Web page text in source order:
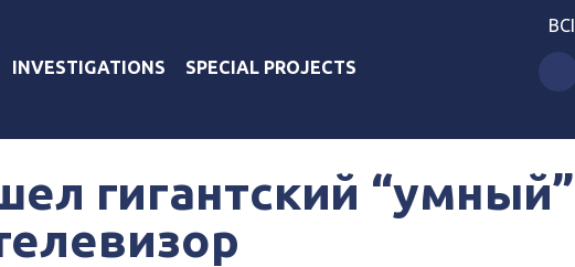
INVESTIGATIONS SPECIAL PROJECTS
BCI
гигантский “умный”